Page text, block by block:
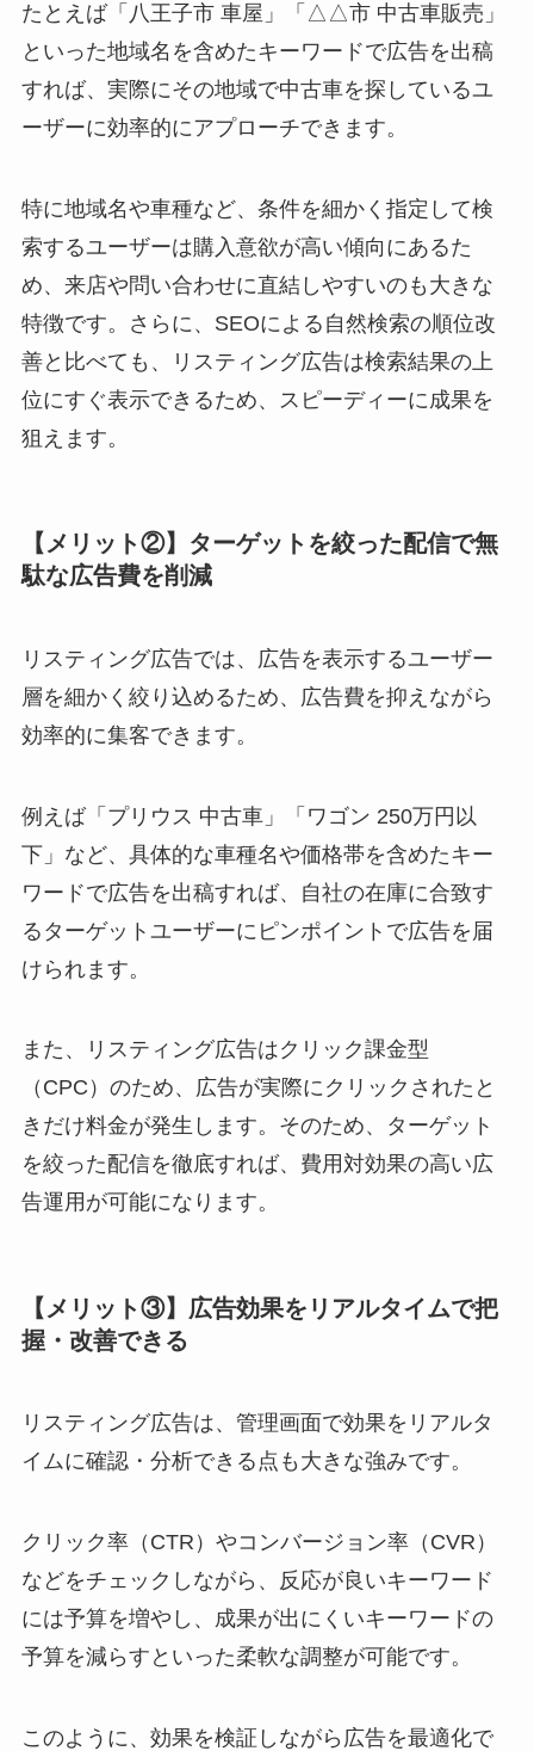
たとえば「八王子市 車屋」「△△市 中古車販売」
といった地域名を含めたキーワードで広告を出稿
すれば、実際にその地域で中古車を探しているユ
ーザーに効率的にアプローチできます。
特に地域名や車種など、条件を細かく指定して検
索するユーザーは購入意欲が高い傾向にあるた
め、来店や問い合わせに直結しやすいのも大きな
特徴です。さらに、SEOによる自然検索の順位改
善と比べても、リスティング広告は検索結果の上
位にすぐ表示できるため、スピーディーに成果を
狙えます。
【メリット②】ターゲットを絞った配信で無
駄な広告費を削減
リスティング広告では、広告を表示するユーザー
層を細かく絞り込めるため、広告費を抑えながら
効率的に集客できます。
例えば「プリウス 中古車」「ワゴン 250万円以
下」など、具体的な車種名や価格帯を含めたキー
ワードで広告を出稿すれば、自社の在庫に合致す
るターゲットユーザーにピンポイントで広告を届
けられます。
また、リスティング広告はクリック課金型
（CPC）のため、広告が実際にクリックされたと
きだけ料金が発生します。そのため、ターゲット
を絞った配信を徹底すれば、費用対効果の高い広
告運用が可能になります。
【メリット③】広告効果をリアルタイムで把
握・改善できる
リスティング広告は、管理画面で効果をリアルタ
イムに確認・分析できる点も大きな強みです。
クリック率（CTR）やコンバージョン率（CVR）
などをチェックしながら、反応が良いキーワード
には予算を増やし、成果が出にくいキーワードの
予算を減らすといった柔軟な調整が可能です。
このように、効果を検証しながら広告を最適化で